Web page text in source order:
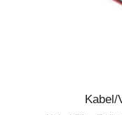
Kabel/